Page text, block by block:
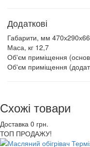
Додаткові
Габарити, мм
Маса, кг 12,7
Об'єм приміщення
Об'єм приміщення
Схожі товари
Доставка 0 грн.
ТОП ПРОДАЖУ!